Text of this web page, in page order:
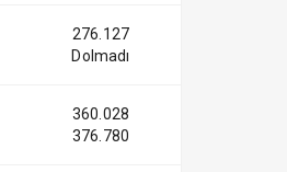
276.127
Dolmadı
360.028
376.780